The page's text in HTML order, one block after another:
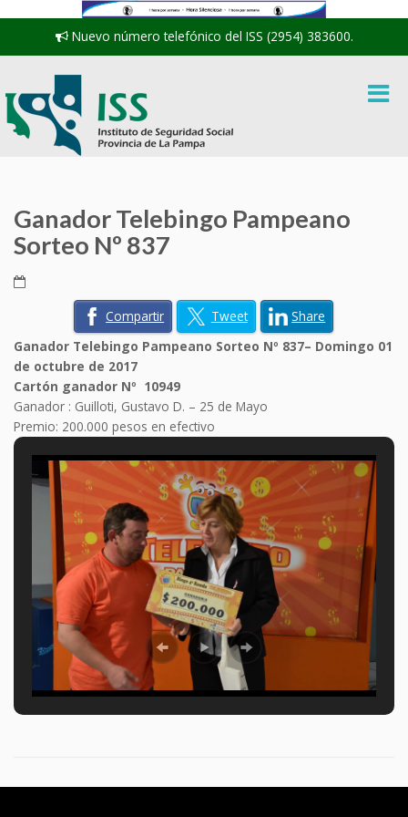
Nuevo número telefónico del ISS (2954) 383600.
Ganador Telebingo Pampeano
Sorteo Nº 837
Compartir Tweet
Share
Ganador Telebingo Pampeano Sorteo Nº 837– Domingo 01
de octubre de 2017
Cartón ganador Nº 10949
Ganador : Guilloti, Gustavo D. – 25 de Mayo
Premio: 200.000 pesos en efectivo